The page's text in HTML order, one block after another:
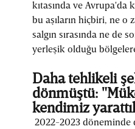
kıtasında ve Avrupa'da
bu aşıların hiçbiri, ne o
salgın sırasında ne de
yerleşik olduğu
Daha tehlikeli
dönmüştü:
kendimiz
2022-2023 döneminde